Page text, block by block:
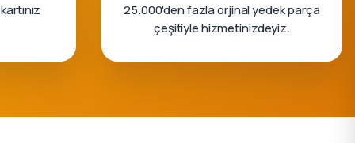
25.000'den fazla orjinal yedek parça
çeşitiyle hizmetinizdeyiz.